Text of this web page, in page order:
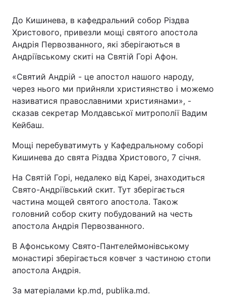
До Кишинева, в кафедральний собор Різдва
Христового, привезли мощі святого апостола
Андрія Первозванного, які зберігаються в
Андріївському скиті на Святій Горі Афон.
«Святий Андрій - це апостол нашого народу,
через нього ми прийняли християнство і можемо
називатися православними християнами», -
сказав секретар Молдавської митрополії Вадим
Кейбаш.
Мощі перебуватимуть у Кафедральному соборі
Кишинева до свята Різдва Христового, 7 січня.
На Святій Горі, недалеко від Кареі, знаходиться
Свято-Андріївський скит. Тут зберігається
частина мощей святого апостола. Також
головний собор скиту побудований на честь
апостола Андрія Первозванного.
В Афонському Свято-Пантелеймонівському
монастирі зберігається ковчег з частиною стопи
апостола Андрія.
За матеріалами kp.md, publika.md.